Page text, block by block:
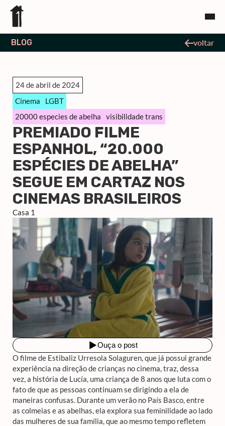
BLOG voltar
24 de abril de 2024
Cinema
LGBT
20000 especies de abelha
visibilidade trans
PREMIADO FILME
ESPANHOL, “20.000
ESPÉCIES DE ABELHA”
SEGUE EM CARTAZ NOS
CINEMAS BRASILEIROS
Casa 1
O filme de Estibaliz Urresola Solaguren, que já possui grande
experiência na direção de crianças no cinema, traz, dessa
vez, a história de Lucía, uma criança de 8 anos que luta com o
fato de que as pessoas continuam se dirigindo a ela de
maneiras confusas. Durante um verão no País Basco, entre
as colmeias e as abelhas, ela explora sua feminilidade ao lado
das mulheres de sua família, que ao mesmo tempo refletem